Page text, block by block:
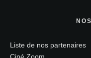
Liste de nos partenaires